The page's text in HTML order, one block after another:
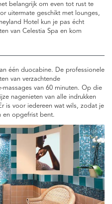
belangrijk om even tot rust te
uitermate geschikt met lounges,
Hotel kun je pas écht
van Celestia Spa en kom
één duocabine. De professionele
van verzachtende
van 60 minuten. Op die
nagenieten van alle indrukken
is voor iedereen wat wils, zodat je
en opgefrist bent.